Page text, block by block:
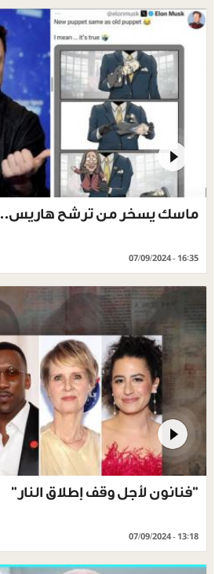
ماسك يسخر من ترشح هاريس..
07/09/2024 - 16:35
"فنانون لأجل وقف إطلاق النار"
07/09/2024 - 13:18